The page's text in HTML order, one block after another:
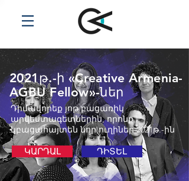
2021թ.-ի «Creative Armenia-
AGBU Fellow»-ներ
Դիմավորեք յոթ բացառիկ
արվեստագետներին, որոնք
կբացահայտեն նոր ուղիներ 2021թ.-ին
ԿԱՐԴԱԼ ԴԻՏԵԼ